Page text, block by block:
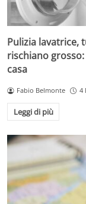
Pulizia lavatrice,
rischiano
casa
Fabio Belmonte 4
Leggi di più